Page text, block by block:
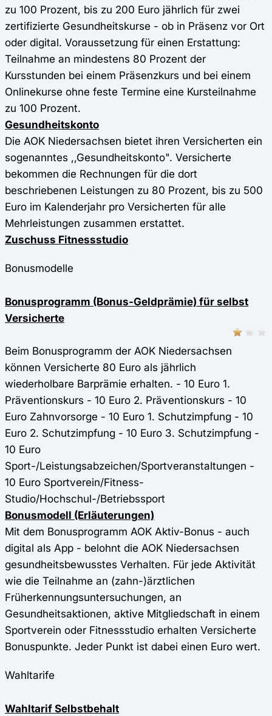
zu 100 Prozent, bis zu 200 Euro jährlich für zwei
zertifizierte Gesundheitskurse - ob in Präsenz vor Ort
oder digital. Voraussetzung für einen Erstattung:
Teilnahme an mindestens 80 Prozent der
Kursstunden bei einem Präsenzkurs und bei einem
Onlinekurse ohne feste Termine eine Kursteilnahme
zu 100 Prozent.
Gesundheitskonto
Die AOK Niedersachsen bietet ihren Versicherten ein
sogenanntes ,,Gesundheitskonto". Versicherte
bekommen die Rechnungen für die dort
beschriebenen Leistungen zu 80 Prozent, bis zu 500
Euro im Kalenderjahr pro Versicherten für alle
Mehrleistungen zusammen erstattet.
Zuschuss Fitnessstudio
Bonusmodelle
Bonusprogramm (Bonus-Geldprämie) für selbst
Versicherte
Beim Bonusprogramm der AOK Niedersachsen
können Versicherte 80 Euro als jährlich
wiederholbare Barprämie erhalten. - 10 Euro 1.
Präventionskurs - 10 Euro 2. Präventionskurs - 10
Euro Zahnvorsorge - 10 Euro 1. Schutzimpfung - 10
Euro 2. Schutzimpfung - 10 Euro 3. Schutzimpfung -
10 Euro
Sport-/Leistungsabzeichen/Sportveranstaltungen -
10 Euro Sportverein/Fitness-
Studio/Hochschul-/Betriebssport
Bonusmodell (Erläuterungen)
Mit dem Bonusprogramm AOK Aktiv-Bonus - auch
digital als App - belohnt die AOK Niedersachsen
gesundheitsbewusstes Verhalten. Für jede Aktivität
wie die Teilnahme an (zahn-)ärztlichen
Früherkennungsuntersuchungen, an
Gesundheitsaktionen, aktive Mitgliedschaft in einem
Sportverein oder Fitnessstudio erhalten Versicherte
Bonuspunkte. Jeder Punkt ist dabei einen Euro wert.
Wahltarife
Wahltarif Selbstbehalt